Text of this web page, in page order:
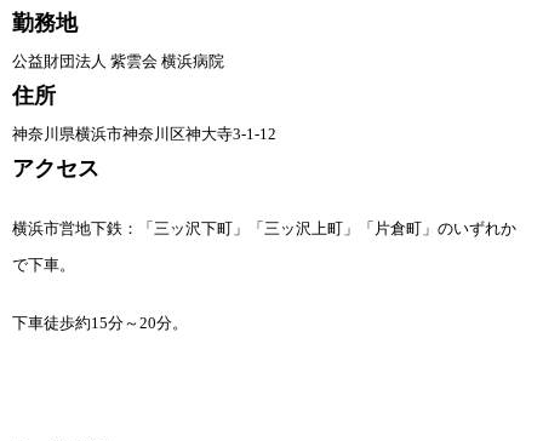
勤務地
公益財団法人 紫雲会 横浜病院
住所
神奈川県横浜市神奈川区神大寺3-1-12
アクセス
横浜市営地下鉄：「三ッ沢下町」「三ッ沢上町」「片倉町」のいずれか
で下車。
下車徒歩約15分～20分。